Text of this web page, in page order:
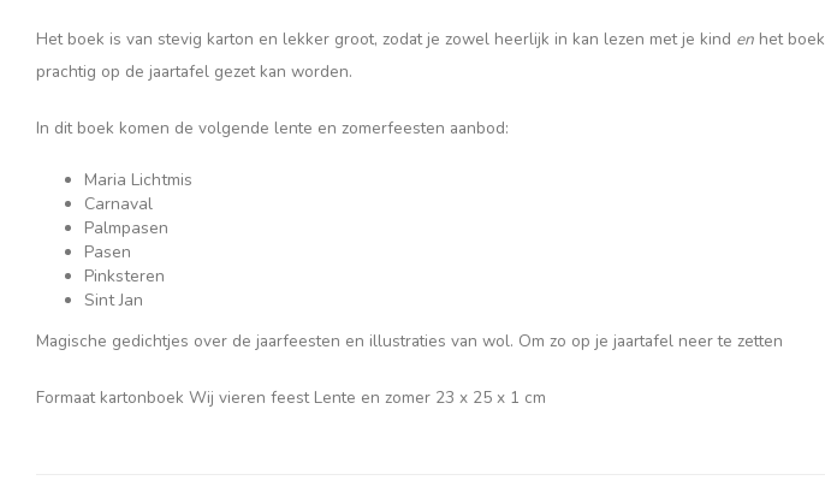
Het boek is van stevig karton en lekker groot, zodat je zowel heerlijk in kan lezen met je kind en het boek
prachtig op de jaartafel gezet kan worden.
In dit boek komen de volgende lente en zomerfeesten aanbod:
Maria Lichtmis
Carnaval
Palmpasen
Pasen
Pinksteren
Sint Jan
Magische gedichtjes over de jaarfeesten en illustraties van wol. Om zo op je jaartafel neer te zetten
Formaat kartonboek Wij vieren feest Lente en zomer 23 x 25 x 1 cm